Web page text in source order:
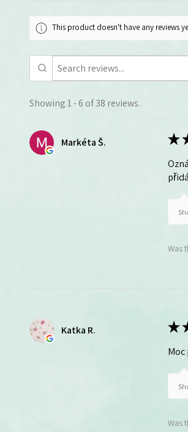
This product doesn't have any reviews
Showing 1 - 6 of 38 reviews.
Markéta Š. ★
Was
Katka R. ★
Was